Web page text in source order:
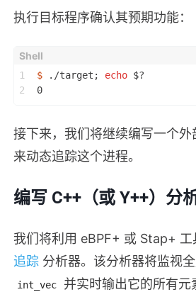
执行目标程序确认其预期功能：
1
2
$ ./target; echo $?
0
接下来，我们将继续编写一个
来动态追踪这个进程。
编写 C++（或 Y++）分
我们将利用 eBPF+ 或 Stap+
追踪 分析器。该分析器将监视
int_vec
并实时输出它的所有元